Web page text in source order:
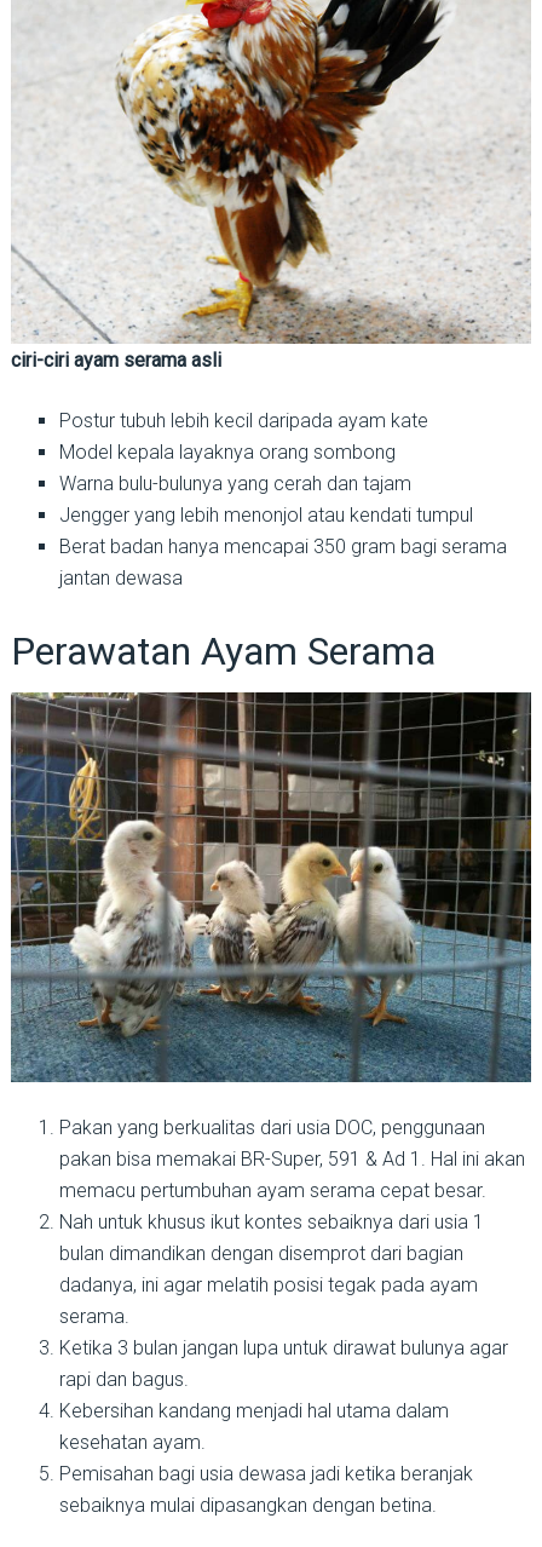
ciri-ciri ayam serama asli
Postur tubuh lebih kecil daripada ayam kate
Model kepala layaknya orang sombong
Warna bulu-bulunya yang cerah dan tajam
Jengger yang lebih menonjol atau kendati tumpul
Berat badan hanya mencapai 350 gram bagi serama
jantan dewasa
Perawatan Ayam Serama
Pakan yang berkualitas dari usia DOC, penggunaan
pakan bisa memakai BR-Super, 591 & Ad 1. Hal ini akan
memacu pertumbuhan ayam serama cepat besar.
Nah untuk khusus ikut kontes sebaiknya dari usia 1
bulan dimandikan dengan disemprot dari bagian
dadanya, ini agar melatih posisi tegak pada ayam
serama.
Ketika 3 bulan jangan lupa untuk dirawat bulunya agar
rapi dan bagus.
Kebersihan kandang menjadi hal utama dalam
kesehatan ayam.
Pemisahan bagi usia dewasa jadi ketika beranjak
sebaiknya mulai dipasangkan dengan betina.